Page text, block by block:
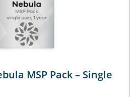
MSP Pack – Single